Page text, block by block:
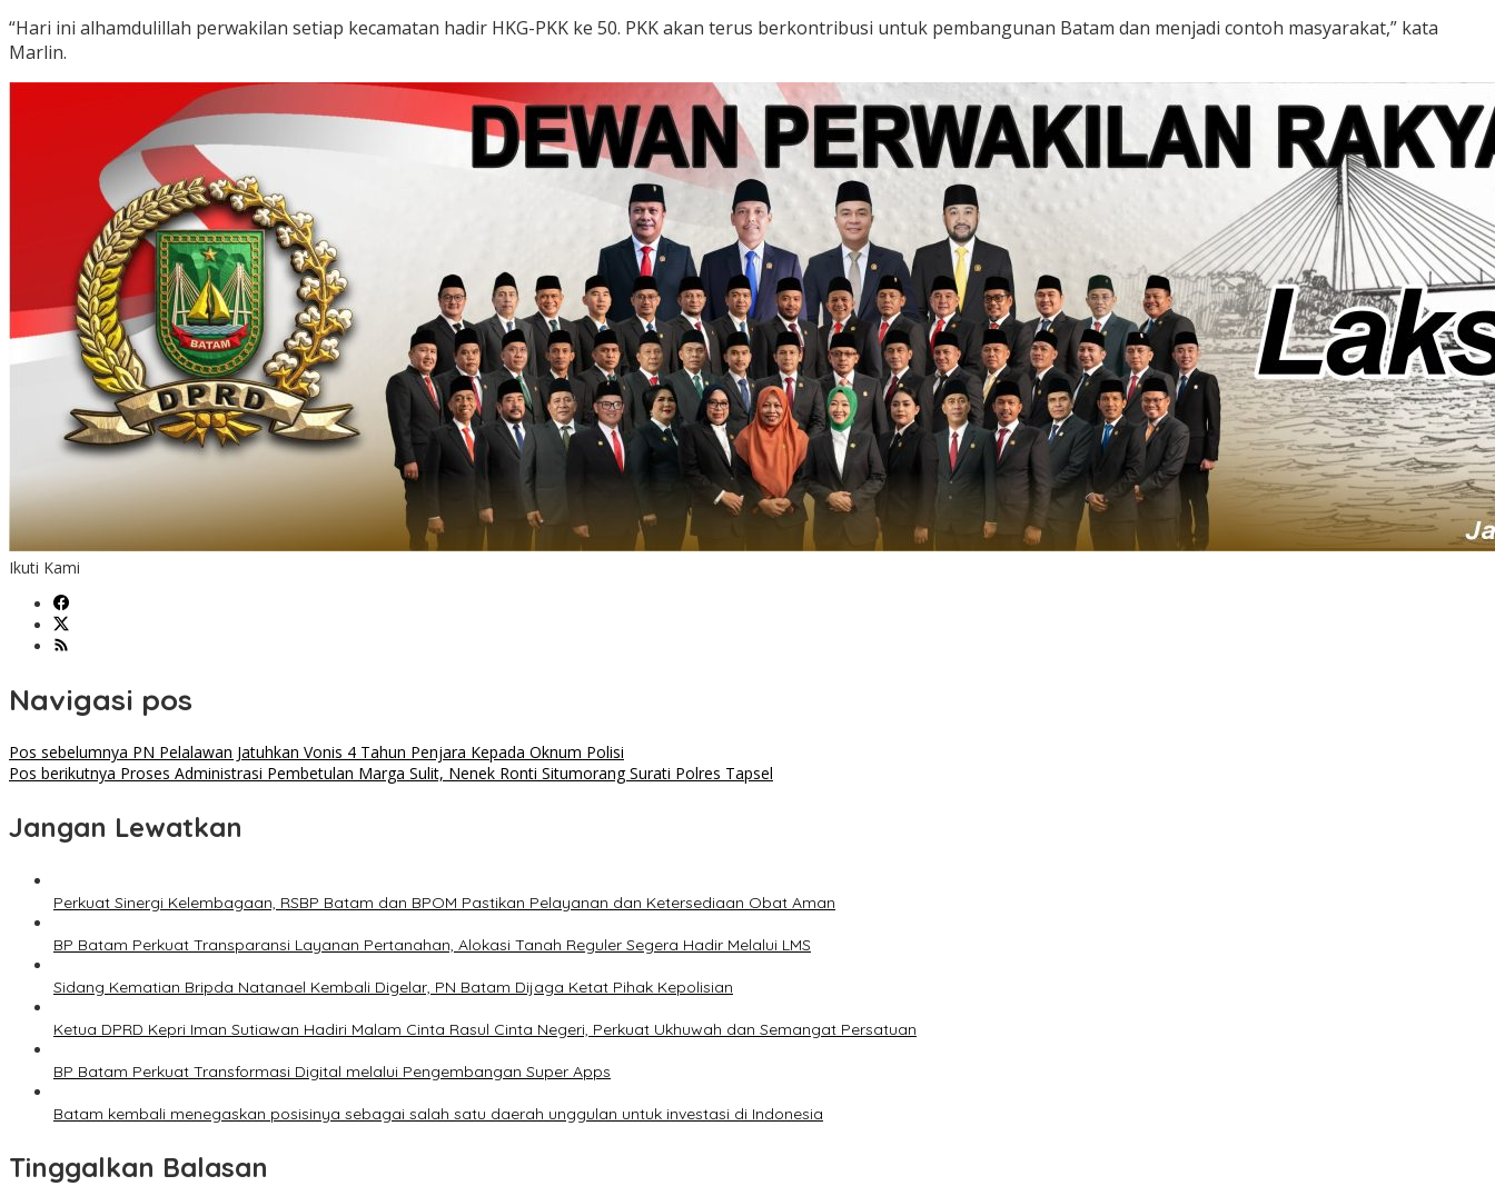
“Hari ini alhamdulillah perwakilan setiap kecamatan hadir HKG-PKK ke 50. PKK akan terus berkontribusi untuk pembangunan Batam dan menjadi contoh masyarakat,” kata
Marlin.
Ikuti Kami
Navigasi pos
Pos sebelumnya PN Pelalawan Jatuhkan Vonis 4 Tahun Penjara Kepada Oknum Polisi
Pos berikutnya Proses Administrasi Pembetulan Marga Sulit, Nenek Ronti Situmorang Surati Polres Tapsel
Jangan Lewatkan
Perkuat Sinergi Kelembagaan, RSBP Batam dan BPOM Pastikan Pelayanan dan Ketersediaan Obat Aman
BP Batam Perkuat Transparansi Layanan Pertanahan, Alokasi Tanah Reguler Segera Hadir Melalui LMS
Sidang Kematian Bripda Natanael Kembali Digelar, PN Batam Dijaga Ketat Pihak Kepolisian
Ketua DPRD Kepri Iman Sutiawan Hadiri Malam Cinta Rasul Cinta Negeri, Perkuat Ukhuwah dan Semangat Persatuan
BP Batam Perkuat Transformasi Digital melalui Pengembangan Super Apps
Batam kembali menegaskan posisinya sebagai salah satu daerah unggulan untuk investasi di Indonesia
Tinggalkan Balasan